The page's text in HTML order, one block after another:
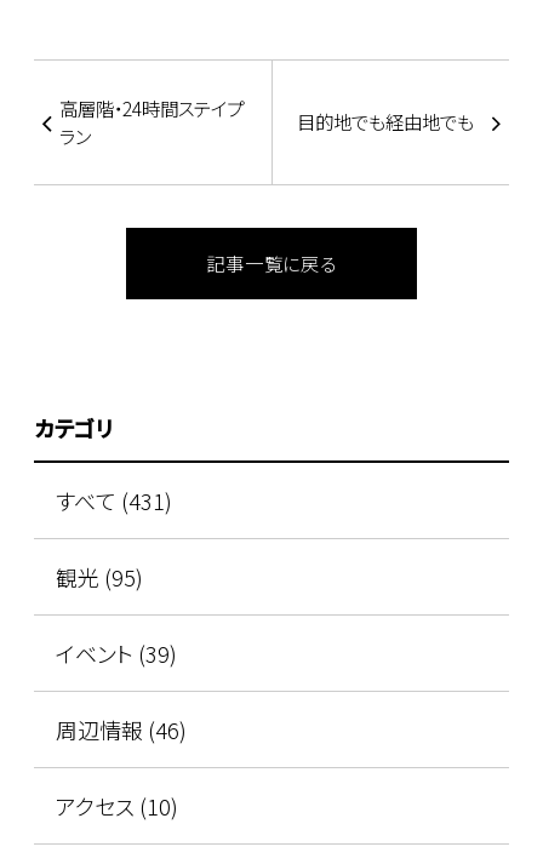
高層階・24時間ステイプ
ラン
目的地でも経由地でも
記事一覧に戻る
カテゴリ
すべて (431)
観光 (95)
イベント (39)
周辺情報 (46)
アクセス (10)